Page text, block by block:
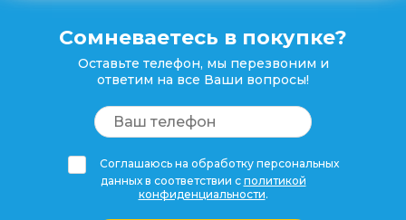
Сомневаетесь в покупке?
Оставьте телефон, мы перезвоним и
ответим на все Ваши вопросы!
Соглашаюсь на обработку персональных
данных в соответствии с политикой
конфиденциальности.